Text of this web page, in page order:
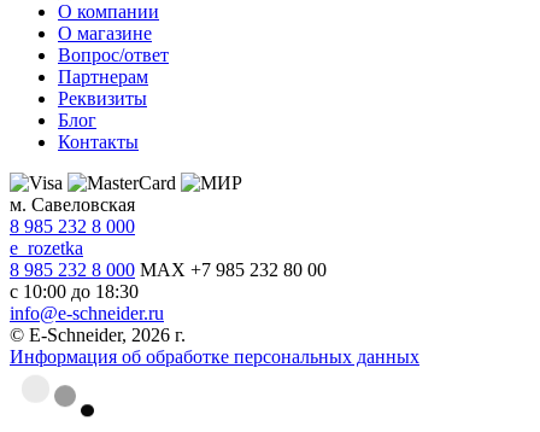
О компании
О магазине
Вопрос/ответ
Партнерам
Реквизиты
Блог
Контакты
м. Савеловская
8 985 232 8 000
e_rozetka
8 985 232 8 000 MAX +7 985 232 80 00
с 10:00 до 18:30
info@e-schneider.ru
© E-Schneider, 2026 г.
Информация об обработке персональных данных